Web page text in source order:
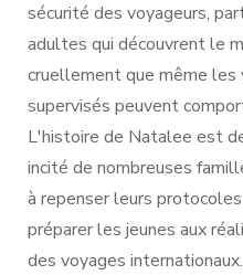
sécurité des voyageurs,
adultes qui découvrent le
cruellement que même
supervisés peuvent
L'histoire de Natalee est
incité de nombreuses
à repenser leurs
préparer les jeunes aux
des voyages internationaux.